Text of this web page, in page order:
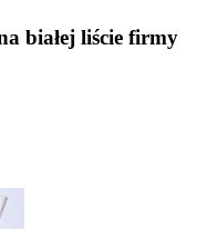
białej liście firmy